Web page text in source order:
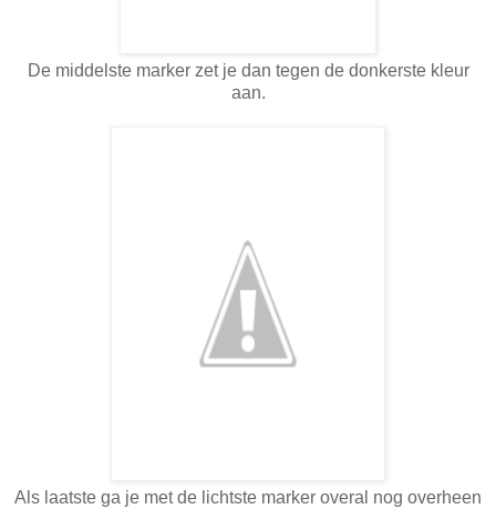
De middelste marker zet je dan tegen de donkerste kleur
aan.
Als laatste ga je met de lichtste marker overal nog overheen